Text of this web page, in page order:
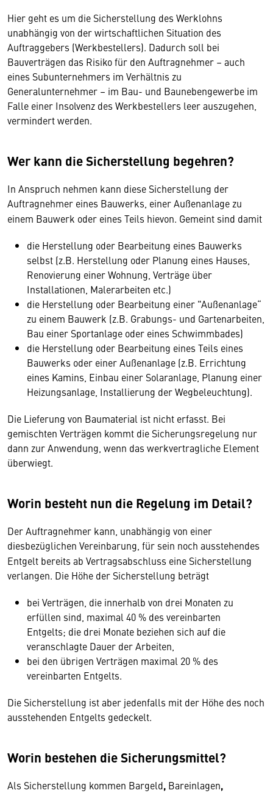
Hier geht es um die Sicherstellung des Werklohns
unabhängig von der wirtschaftlichen Situation des
Auftraggebers (Werkbestellers). Dadurch soll bei
Bauverträgen das Risiko für den Auftragnehmer – auch
eines Subunternehmers im Verhältnis zu
Generalunternehmer – im Bau- und Baunebengewerbe im
Falle einer Insolvenz des Werkbestellers leer auszugehen,
vermindert werden.
Wer kann die Sicherstellung begehren?
In Anspruch nehmen kann diese Sicherstellung der
Auftragnehmer eines Bauwerks, einer Außenanlage zu
einem Bauwerk oder eines Teils hievon. Gemeint sind damit
die Herstellung oder Bearbeitung eines Bauwerks
selbst (z.B. Herstellung oder Planung eines Hauses,
Renovierung einer Wohnung, Verträge über
Installationen, Malerarbeiten etc.)
die Herstellung oder Bearbeitung einer "Außenanlage“
zu einem Bauwerk (z.B. Grabungs- und Gartenarbeiten,
Bau einer Sportanlage oder eines Schwimmbades)
die Herstellung oder Bearbeitung eines Teils eines
Bauwerks oder einer Außenanlage (z.B. Errichtung
eines Kamins, Einbau einer Solaranlage, Planung einer
Heizungsanlage, Installierung der Wegbeleuchtung).
Die Lieferung von Baumaterial ist nicht erfasst. Bei
gemischten Verträgen kommt die Sicherungsregelung nur
dann zur Anwendung, wenn das werkvertragliche Element
überwiegt.
Worin besteht nun die Regelung im Detail?
Der Auftragnehmer kann, unabhängig von einer
diesbezüglichen Vereinbarung, für sein noch ausstehendes
Entgelt bereits ab Vertragsabschluss eine Sicherstellung
verlangen. Die Höhe der Sicherstellung beträgt
bei Verträgen, die innerhalb von drei Monaten zu
erfüllen sind, maximal 40 % des vereinbarten
Entgelts; die drei Monate beziehen sich auf die
veranschlagte Dauer der Arbeiten,
bei den übrigen Verträgen maximal 20 % des
vereinbarten Entgelts.
Die Sicherstellung ist aber jedenfalls mit der Höhe des noch
ausstehenden Entgelts gedeckelt.
Worin bestehen die Sicherungsmittel?
Als Sicherstellung kommen Bargeld, Bareinlagen,